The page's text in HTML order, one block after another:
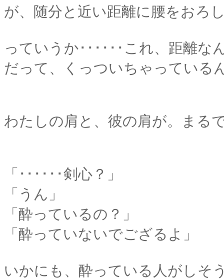
が、随分と近い距離に腰をおろ
っていうか･･････これ、距離
だって、くっついちゃっている
わたしの肩と、彼の肩が。まる
「･･････剣心？」
「うん」
「酔っているの？」
「酔っていないでござるよ」
いかにも、酔っている人がしそ